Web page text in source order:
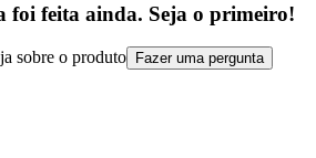
foi feita ainda. Seja o primeiro!
sobre o produto Fazer uma pergunta